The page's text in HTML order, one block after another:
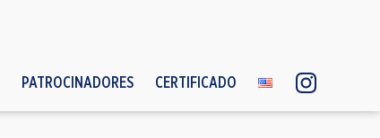
PATROCINADORES CERTIFICADO